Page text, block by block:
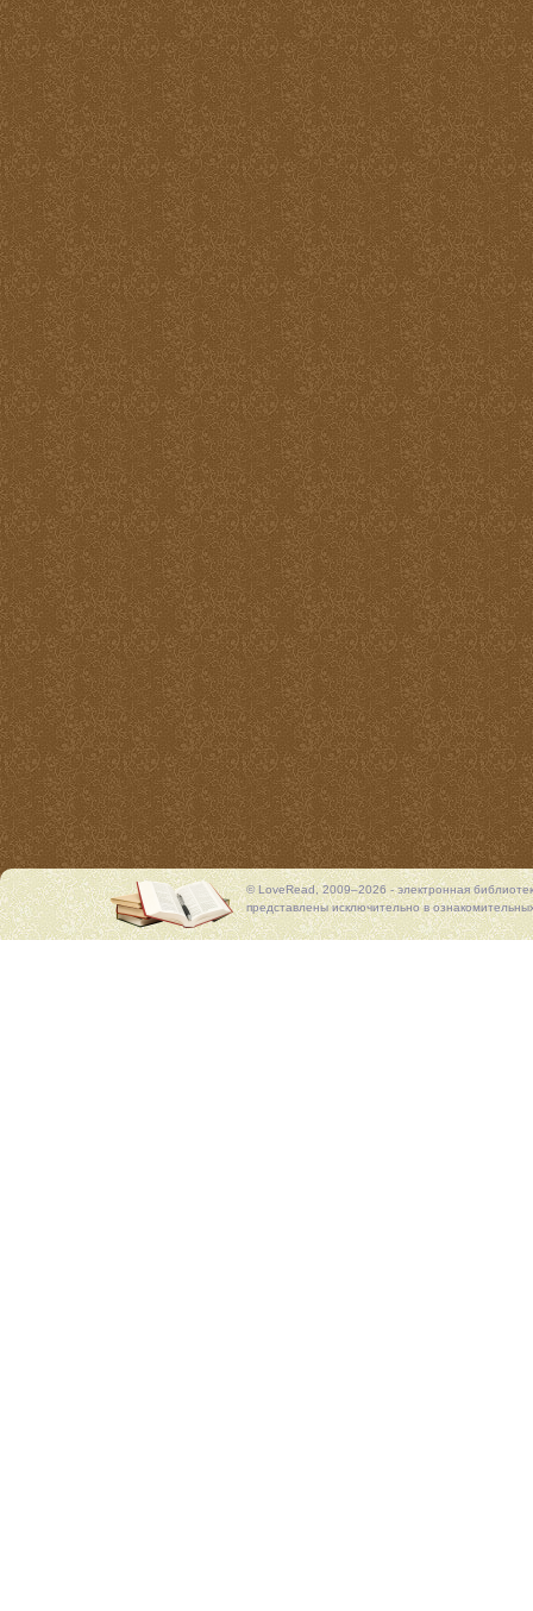
© LoveRead, 2009–2026 - электронная
представлены исключительно в